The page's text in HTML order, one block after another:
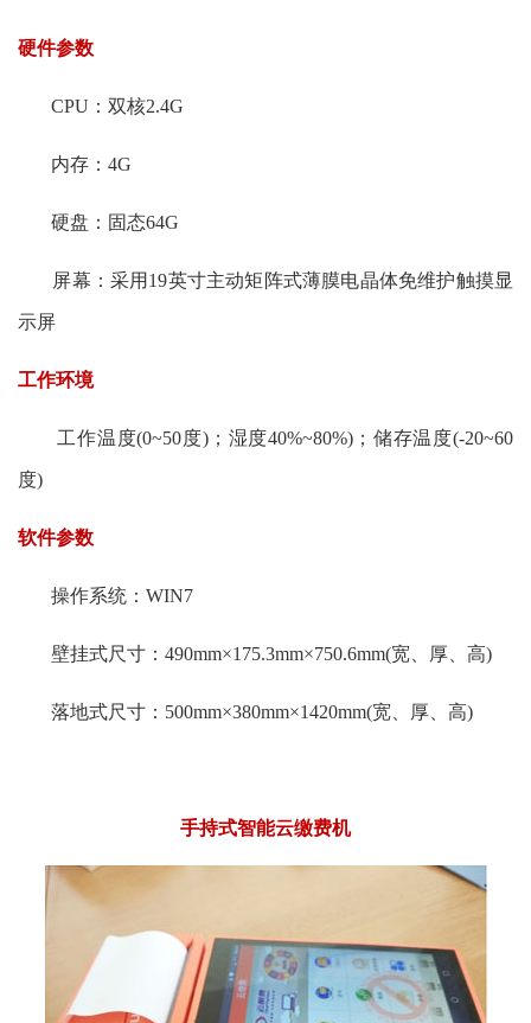
硬件参数
CPU：双核2.4G
内存：4G
硬盘：固态64G
屏幕：采用19英寸主动矩阵式薄膜电晶体免维护触摸显
示屏
工作环境
工作温度(0~50度)；湿度40%~80%)；储存温度(-20~60
度)
软件参数
操作系统：WIN7
壁挂式尺寸：490mm×175.3mm×750.6mm(宽、厚、高)
落地式尺寸：500mm×380mm×1420mm(宽、厚、高)
手持式智能云缴费机